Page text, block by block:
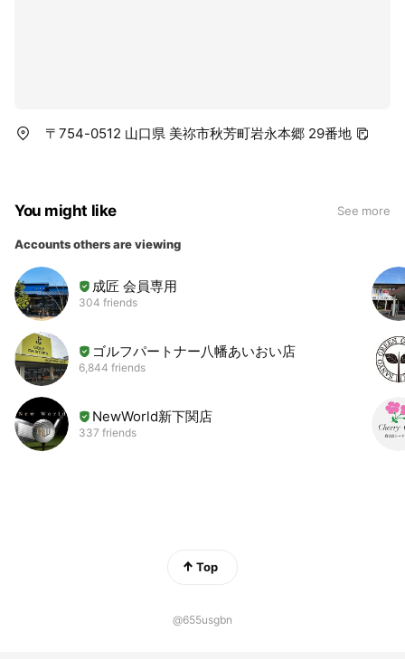
〒754-0512 山口県 美祢市秋芳町岩永本郷 29番地
You might like See more
Accounts others are viewing
成匠 会員専用
304 friends
ゴルフパートナー八幡あいおい店
6,844 friends
NewWorld新下関店
337 friends
Top
@655usgbn